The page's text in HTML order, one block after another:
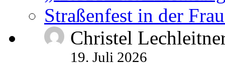
Straßenfest in der
Christel
19. Juli 2026